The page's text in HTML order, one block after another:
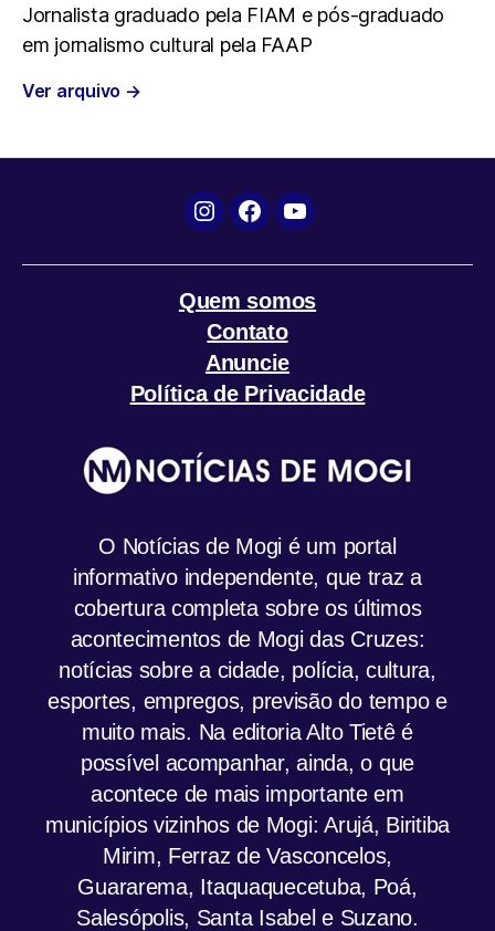
o
o
k
e A
p
r
m
Jornalista graduado pela FIAM e pós-graduado
em jornalismo cultural pela FAAP
Ver arquivo →
Instagram
FacebookYouTube
Quem somos
Contato
Anuncie
Política de Privacidade
O Notícias de Mogi é um portal
informativo independente, que traz a
cobertura completa sobre os últimos
acontecimentos de Mogi das Cruzes:
notícias sobre a cidade, polícia, cultura,
esportes, empregos, previsão do tempo e
muito mais. Na editoria Alto Tietê é
possível acompanhar, ainda, o que
acontece de mais importante em
municípios vizinhos de Mogi: Arujá, Biritiba
Mirim, Ferraz de Vasconcelos,
Guararema, Itaquaquecetuba, Poá,
Salesópolis, Santa Isabel e Suzano.